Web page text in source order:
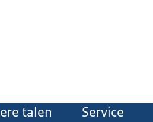
talen Service